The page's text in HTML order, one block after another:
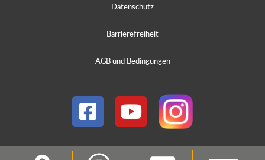
Datenschutz
Barrierefreiheit
AGB und Bedingungen